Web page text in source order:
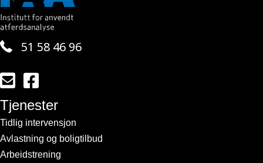
51 58 46 96
Send en e-post til kontakt@iaa.no
Lenke til vår side på facebook
Tjenester
Tidlig intervensjon
Avlastning og boligtilbud
Arbeidstrening